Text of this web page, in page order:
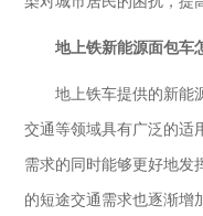
地上铁新能源面包车
地上铁车提供的新能
交通等领域具有广泛的适
需求的同时能够更好地发
的短途交通需求也逐渐增